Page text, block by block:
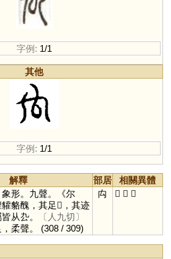
字例: 1/1
其他
字例: 1/1
解釋 部居
相關異體
形。九聲。《尔
貉醜，其足𨆌，其迹
从厹。
〔人九切〕
柔聲。 (308 / 309)
禸 𠫗 厹 蹂